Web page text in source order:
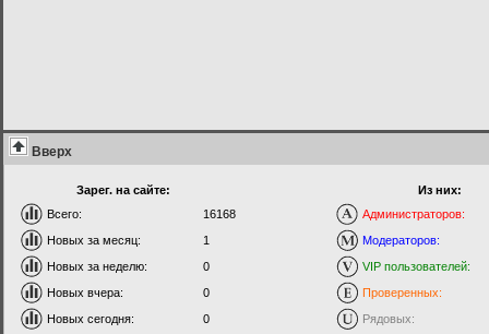
Вверх
Зарег. на сайте:
Всего:
16168
Новых за месяц:
1
Новых за неделю:
0
Новых вчера:
0
Новых сегодня:
0
Из них:
Администраторов:
Модераторов:
VIP пользователей:
Проверенных:
Рядовых: